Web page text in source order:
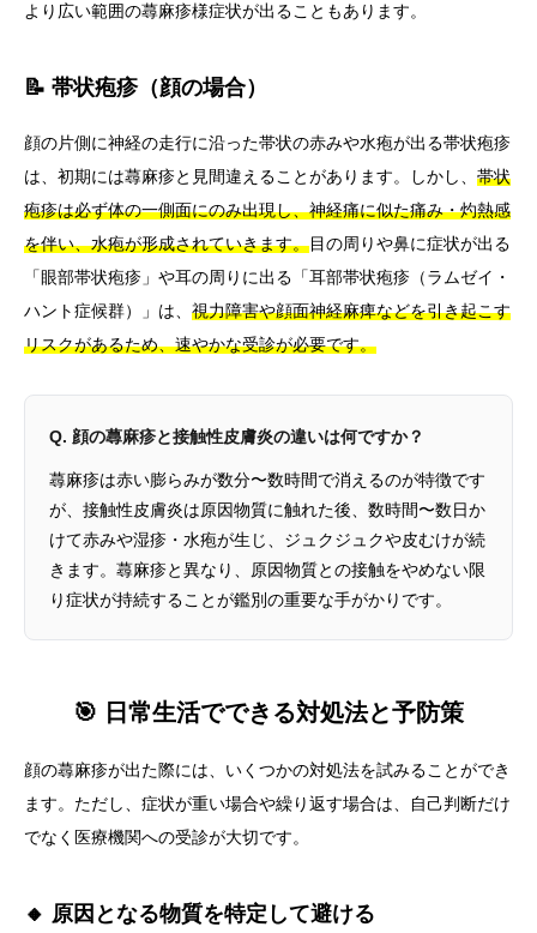
より広い範囲の蕁麻疹様症状が出ることもあります。
📝 帯状疱疹（顔の場合）
顔の片側に神経の走行に沿った帯状の赤みや水疱が出る帯状疱疹
は、初期には蕁麻疹と見間違えることがあります。しかし、 帯状
疱疹は必ず体の一側面にのみ出現し、神経痛に似た痛み・灼熱感
を伴い、水疱が形成されていきます。目の周りや鼻に症状が出る
「眼部帯状疱疹」や耳の周りに出る「耳部帯状疱疹（ラムゼイ・
ハント症候群）」は、 視力障害や顔面神経麻痺などを引き起こす
リスクがあるため、速やかな受診が必要です。
Q. 顔の蕁麻疹と接触性皮膚炎の違いは何ですか？
蕁麻疹は赤い膨らみが数分〜数時間で消えるのが特徴です
が、接触性皮膚炎は原因物質に触れた後、数時間〜数日か
けて赤みや湿疹・水疱が生じ、ジュクジュクや皮むけが続
きます。蕁麻疹と異なり、原因物質との接触をやめない限
り症状が持続することが鑑別の重要な手がかりです。
🎯 日常生活でできる対処法と予防策
顔の蕁麻疹が出た際には、いくつかの対処法を試みることができ
ます。ただし、症状が重い場合や繰り返す場合は、自己判断だけ
でなく医療機関への受診が大切です。
🔸 原因となる物質を特定して避ける